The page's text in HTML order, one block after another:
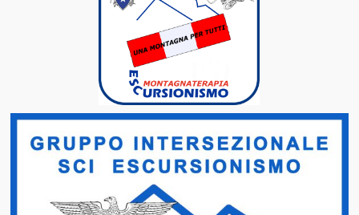
Gruppo Ortles Cevedale
Materiali e Tecniche
Medicina e Montagna
Ippocrate in Montagna
11 Anni di Ricerca in Alta Quota